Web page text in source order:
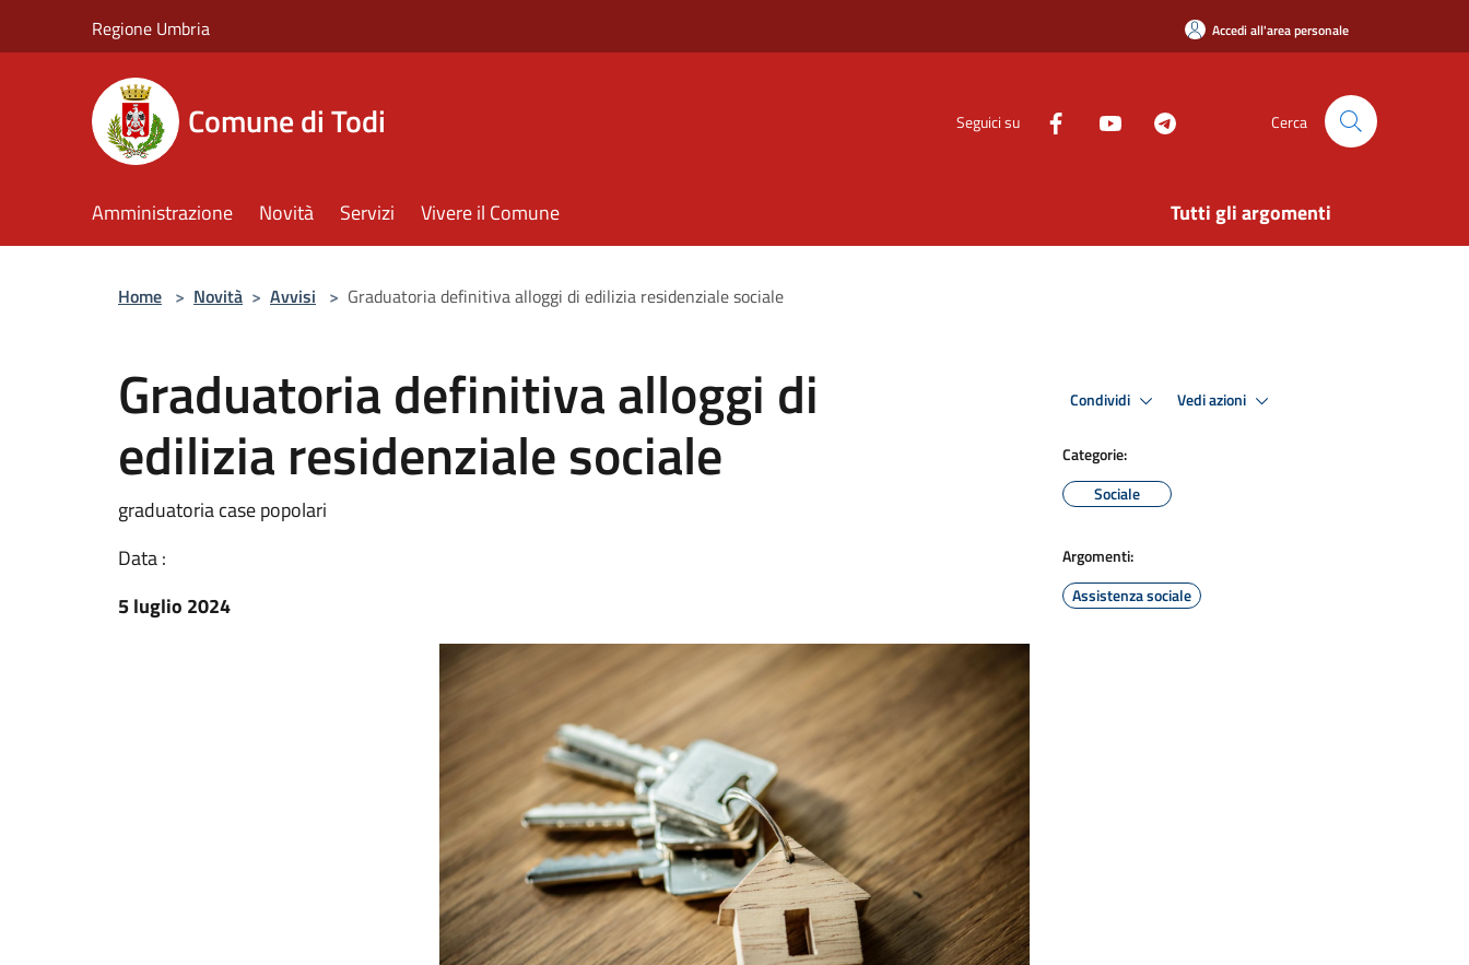
Regione Umbria Accedi all'area personale
Comune di Todi Seguici su Cerca
Amministrazione Novità Servizi Vivere il Comune Tutti gli argomenti
Home > Novità > Avvisi > Graduatoria definitiva alloggi di edilizia residenziale sociale
Graduatoria definitiva alloggi di
edilizia residenziale sociale
graduatoria case popolari
Data :
5 luglio 2024
Condividi Vedi azioni
Categorie:
Sociale
Argomenti:
Assistenza sociale